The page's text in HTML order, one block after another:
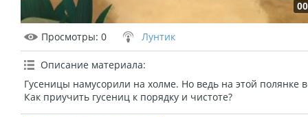
Просмотры: 0 Лунтик
Описание материала:
Гусеницы намусорили на холме. Но ведь на этой полянке
Как приучить гусениц к порядку и чистоте?